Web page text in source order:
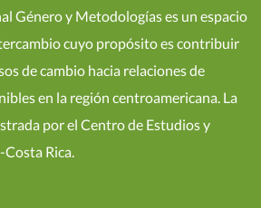
Género y Metodologías es un espacio
cuyo propósito es contribuir
de cambio hacia relaciones de
en la región centroamericana. La
por el Centro de Estudios y
Rica.